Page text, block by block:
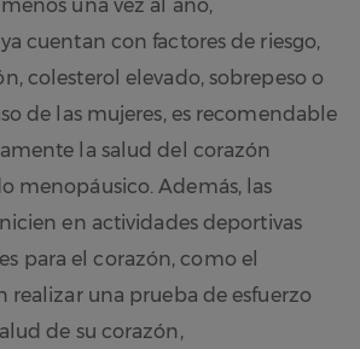
una vez al año,
cuentan con factores de riesgo,
colesterol elevado, sobrepeso o
de las mujeres, es recomendable
la salud del corazón
menopáusico. Además, las
en actividades deportivas
para el corazón, como el
realizar una prueba de esfuerzo
de su corazón,